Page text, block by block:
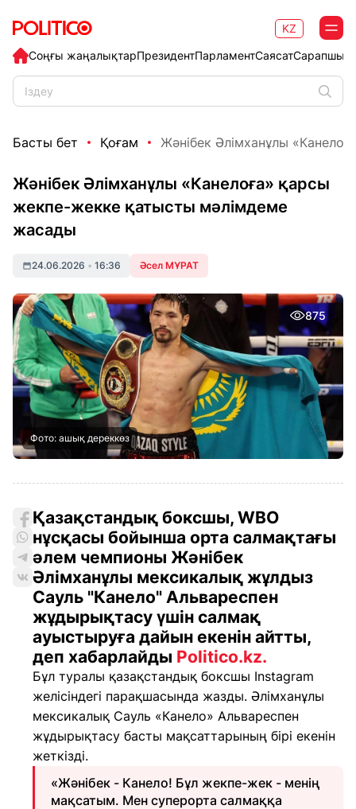
Соңғы жаңалықтарПрезидентПарламентСаясат
KZ
Басты бет Қоғам Жәнібек Әлімханұлы
Жәнібек Әлімханұлы «Канелоға» қарсы
жекпе-жекке қатысты мәлімдеме
жасады
24.06.2026 • 16:36 Әсел МҰРАТ
875
Фото: ашық дереккөз
Қазақстандық боксшы, WBO
нұсқасы бойынша орта салмақтағы
әлем чемпионы Жәнібек
Әлімханұлы мексикалық жұлдыз
Сауль "Канело" Альвареспен
жұдырықтасу үшін салмақ
ауыстыруға дайын екенін айтты,
деп хабарлайды Politico.kz.
Бұл туралы қазақстандық боксшы Instagram
желісіндегі парақшасында жазды. Әлімханұлы
мексикалық Сауль «Канело» Альвареспен
жұдырықтасу басты мақсаттарының бірі екенін
жеткізді.
«Жәнібек - Канело! Бұл жекпе-жек - менің
мақсатым. Мен суперорта салмаққа